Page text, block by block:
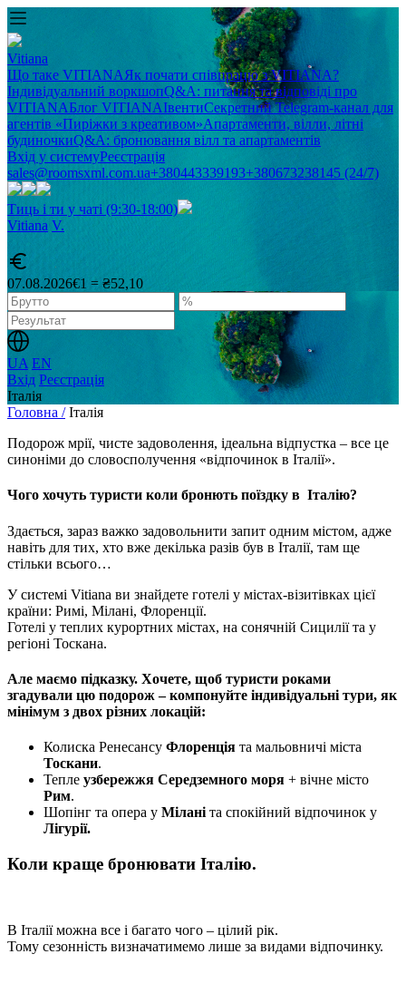
Vitiana
Що таке VITIANAЯк почати співпрацю з VITIANA?
Індивідуальний воркшопQ&A: питання та відповіді про
VITIANAБлог VITIANAІвентиСекретний Telegram-канал для
агентів «Пиріжки з креативом»Апартаменти, вілли, літні
будиночкиQ&A: бронювання вілл та апартаментів
Вхід у системуРеєстрація
sales@roomsxml.com.ua+380443339193+380673238145 (24/7)
Тиць і ти у чаті (9:30-18:00)
Vitiana V.
07.08.2026€1 = ₴52,10
UA EN
Вхід Реєстрація
Італія
Головна / Італія
Подорож мрії, чисте задоволення, ідеальна відпустка – все це
синоніми до словосполучення «відпочинок в Італії».
Чого хочуть туристи коли бронють поїздку в Італію?
Здається, зараз важко задовольнити запит одним містом, адже
навіть для тих, хто вже декілька разів був в Італії, там ще
стільки всього…
У системі Vitiana ви знайдете готелі у містах-візитівках цієї
країни: Римі, Мілані, Флоренції.
Готелі у теплих курортних містах, на сонячній Сицилії та у
регіоні Тоскана.
Але маємо підказку. Хочете, щоб туристи роками
згадували цю подорож – компонуйте індивідуальні тури, як
мінімум з двох різних локацій:
Колиска Ренесансу Флоренція та мальовничі міста
Тоскани.
Тепле узбережжя Середземного моря + вічне місто
Рим.
Шопінг та опера у Мілані та спокійний відпочинок у
Лігурії.
Коли краще бронювати Італію.
В Італії можна все і багато чого – цілий рік.
Тому сезонність визначатимемо лише за видами відпочинку.